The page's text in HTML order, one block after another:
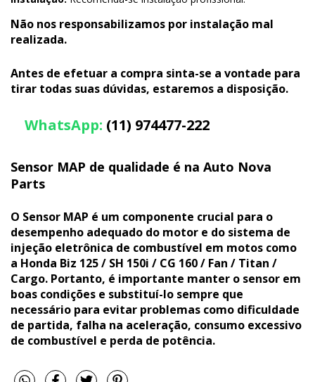
Não nos responsabilizamos por instalação mal
realizada.
Antes de efetuar a compra sinta-se a vontade para
tirar todas suas dúvidas, estaremos a disposição.
WhatsApp: (11) 974477-222
Sensor MAP de qualidade é na Auto Nova
Parts
O Sensor MAP é um componente crucial para o
desempenho adequado do motor e do sistema de
injeção eletrônica de combustível em motos como
a Honda Biz 125 / SH 150i / CG 160 / Fan / Titan /
Cargo. Portanto, é importante manter o sensor em
boas condições e substituí-lo sempre que
necessário para evitar problemas como dificuldade
de partida, falha na aceleração, consumo excessivo
de combustível e perda de potência.